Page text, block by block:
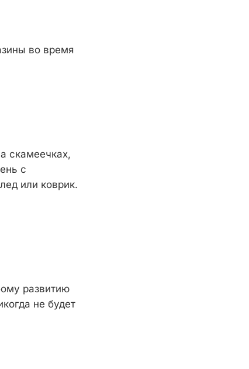
во время
скамеечках,
с
или коврик.
развитию
не будет